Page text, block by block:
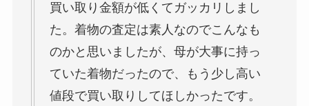
買い取り金額が低くてガッカリしまし
た。着物の査定は素人なのでこんなも
のかと思いましたが、母が大事に持っ
ていた着物だったので、もう少し高い
値段で買い取りしてほしかったです。